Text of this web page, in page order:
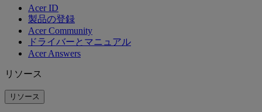
Acer ID
製品の登録
Acer Community
ドライバーとマニュアル
Acer Answers
リソース
リソース